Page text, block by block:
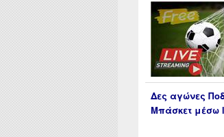
Δες αγώνες
Μπάσκετ μέσω